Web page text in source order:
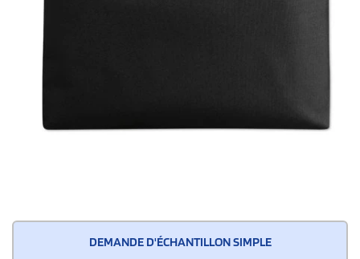
DEMANDE D'ÉCHANTILLON SIMPLE